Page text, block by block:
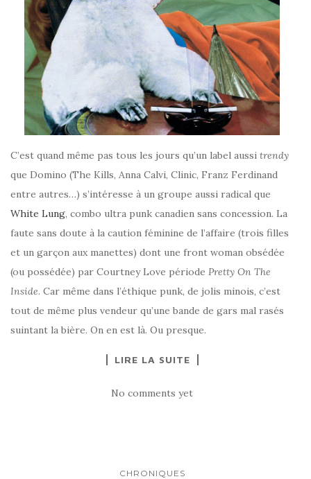
C’est quand même pas tous les jours qu’un label aussi trendy
que Domino (The Kills, Anna Calvi, Clinic, Franz Ferdinand
entre autres…) s’intéresse à un groupe aussi radical que
White Lung, combo ultra punk canadien sans concession. La
faute sans doute à la caution féminine de l’affaire (trois filles
et un garçon aux manettes) dont une front woman obsédée
(ou possédée) par Courtney Love période Pretty On The
Inside. Car même dans l’éthique punk, de jolis minois, c’est
tout de même plus vendeur qu’une bande de gars mal rasés
suintant la bière. On en est là. Ou presque.
LIRE LA SUITE
No comments yet
CHRONIQUES